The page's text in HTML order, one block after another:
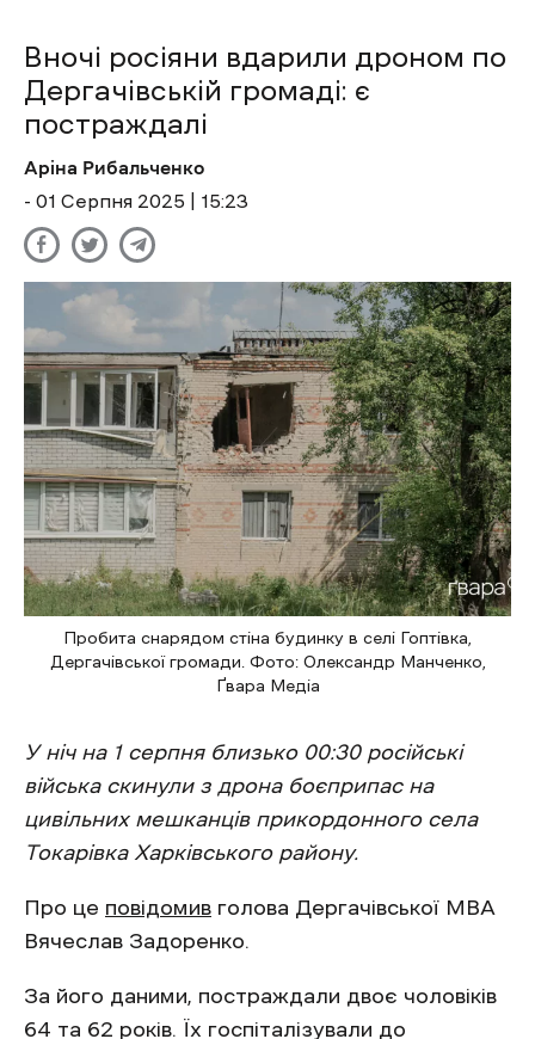
Вночі росіяни вдарили дроном по
Дергачівській громаді: є
постраждалі
Аріна Рибальченко
- 01 Cерпня 2025 | 15:23
Пробита снарядом стіна будинку в селі Гоптівка,
Дергачівської громади. Фото: Олександр Манченко,
Ґвара Медіа
У ніч на 1 серпня близько 00:30 російські
війська скинули з дрона боєприпас на
цивільних мешканців прикордонного села
Токарівка Харківського району.
Про це повідомив голова Дергачівської МВА
Вячеслав Задоренко.
За його даними, постраждали двоє чоловіків
64 та 62 років. Їх госпіталізували до